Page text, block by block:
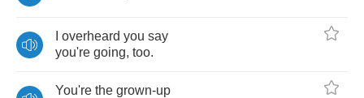
overheard you say
you're going, too.
You're the grown-up